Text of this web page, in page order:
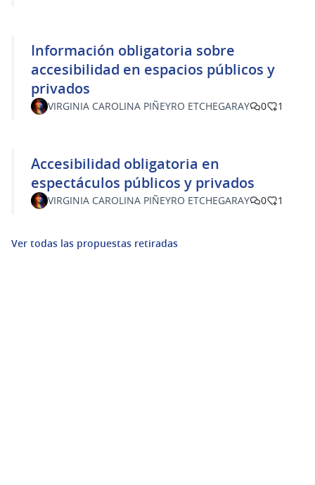
Información obligatoria sobre
accesibilidad en espacios públicos y
privados
VIRGINIA CAROLINA PIÑEYRO ETCHEGARAY 0 1
Accesibilidad obligatoria en
espectáculos públicos y privados
VIRGINIA CAROLINA PIÑEYRO ETCHEGARAY 0 1
Ver todas las propuestas retiradas